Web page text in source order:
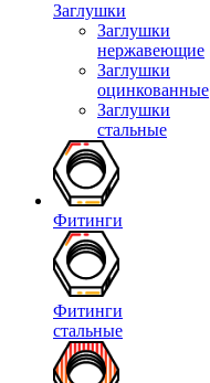
Заглушки
Заглушки
нержавеющие
Заглушки
оцинкованные
Заглушки
стальные
Фитинги
Фитинги
стальные